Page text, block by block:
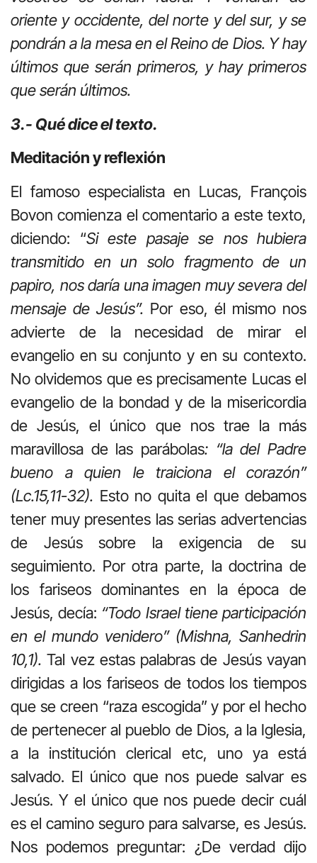
oriente y occidente, del norte y del sur, y se
pondrán a la mesa en el Reino de Dios. Y hay
últimos que serán primeros, y hay primeros
que serán últimos.
3.- Qué dice el texto.
Meditación y reflexión
El famoso especialista en Lucas, François
Bovon comienza el comentario a este texto,
diciendo: “Si este pasaje se nos hubiera
transmitido en un solo fragmento de un
papiro, nos daría una imagen muy severa del
mensaje de Jesús”. Por eso, él mismo nos
advierte de la necesidad de mirar el
evangelio en su conjunto y en su contexto.
No olvidemos que es precisamente Lucas el
evangelio de la bondad y de la misericordia
de Jesús, el único que nos trae la más
maravillosa de las parábolas: “la del Padre
bueno a quien le traiciona el corazón”
(Lc.15,11-32). Esto no quita el que debamos
tener muy presentes las serias advertencias
de Jesús sobre la exigencia de su
seguimiento. Por otra parte, la doctrina de
los fariseos dominantes en la época de
Jesús, decía: “Todo Israel tiene participación
en el mundo venidero” (Mishna, Sanhedrin
10,1).Tal vez estas palabras de Jesús vayan
dirigidas a los fariseos de todos los tiempos
que se creen “raza escogida” y por el hecho
de pertenecer al pueblo de Dios, a la Iglesia,
a la institución clerical etc, uno ya está
salvado. El único que nos puede salvar es
Jesús. Y el único que nos puede decir cuál
es el camino seguro para salvarse, es Jesús.
Nos podemos preguntar: ¿De verdad dijo